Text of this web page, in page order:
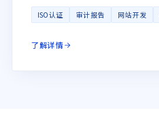
ISO认证 审计报告 网站开发
了解详情